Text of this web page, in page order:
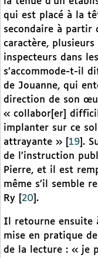
qui est placé à la
secondaire à partir
caractère,
inspecteurs dans
s’accommode-t-il
de Jouanne, qui
direction de son
« collabor[er]
implanter sur ce
attrayante »
19 .
de l’instruction
Pierre, et il est
même s’il semble
Ry
20 .
Il retourne ensuite
mise en pratique
de la lecture : « je